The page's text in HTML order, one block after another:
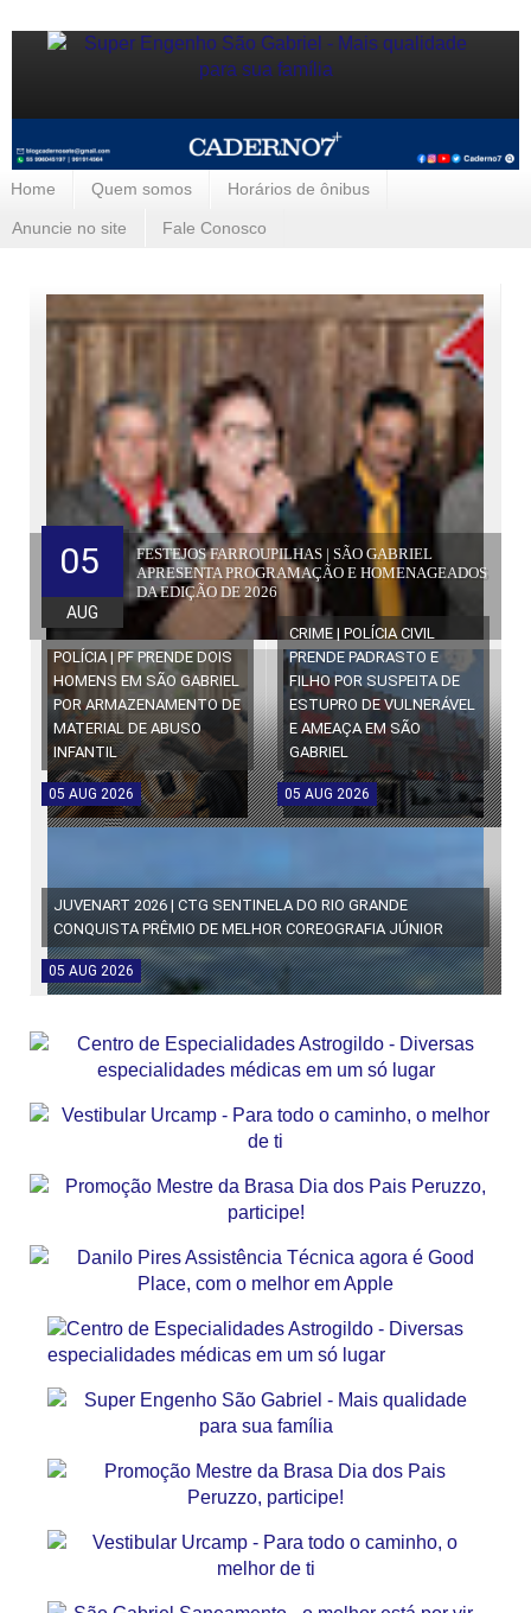
Home Quem somos Horários de ônibus
Anuncie no site Fale Conosco
FESTEJOS FARROUPILHAS | SÃO GABRIEL
APRESENTA PROGRAMAÇÃO E HOMENAGEADOS
DA EDIÇÃO DE 2026
05
AUG
POLÍCIA | PF PRENDE DOIS
HOMENS EM SÃO GABRIEL
POR ARMAZENAMENTO DE
MATERIAL DE ABUSO
INFANTIL
05 AUG 2026
CRIME | POLÍCIA CIVIL
PRENDE PADRASTO E
FILHO POR SUSPEITA DE
ESTUPRO DE VULNERÁVEL
E AMEAÇA EM SÃO
GABRIEL
05 AUG 2026
JUVENART 2026 | CTG SENTINELA DO RIO GRANDE
CONQUISTA PRÊMIO DE MELHOR COREOGRAFIA JÚNIOR
05 AUG 2026